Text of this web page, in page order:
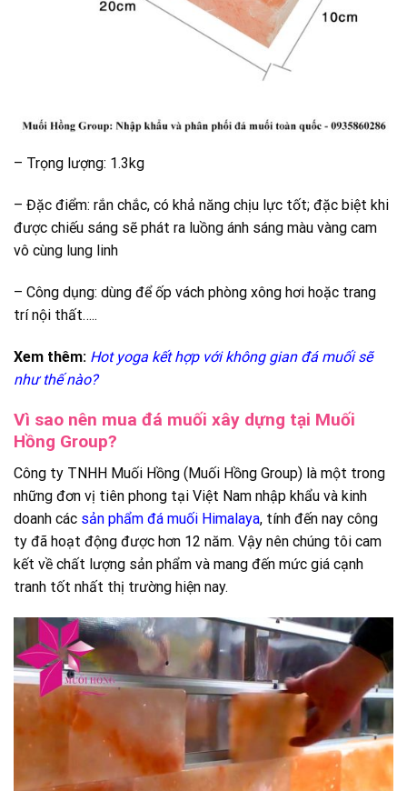
– Trọng lượng: 1.3kg
– Đặc điểm: rắn chắc, có khả năng chịu lực tốt; đặc biệt khi
được chiếu sáng sẽ phát ra luồng ánh sáng màu vàng cam
vô cùng lung linh
– Công dụng: dùng để ốp vách phòng xông hơi hoặc trang
trí nội thất…..
Xem thêm: Hot yoga kết hợp với không gian đá muối sẽ
như thế nào?
Vì sao nên mua đá muối xây dựng tại Muối
Hồng Group?
Công ty TNHH Muối Hồng (Muối Hồng Group) là một trong
những đơn vị tiên phong tại Việt Nam nhập khẩu và kinh
doanh các sản phẩm đá muối Himalaya, tính đến nay công
ty đã hoạt động được hơn 12 năm. Vậy nên chúng tôi cam
kết về chất lượng sản phẩm và mang đến mức giá cạnh
tranh tốt nhất thị trường hiện nay.